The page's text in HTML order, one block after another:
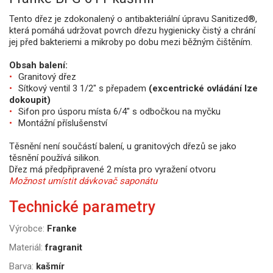
Tento dřez je zdokonalený o antibakteriální úpravu Sanitized®,
která pomáhá udržovat povrch dřezu hygienicky čistý a chrání
jej před bakteriemi a mikroby po dobu mezi běžným čištěním.
Obsah balení:
Granitový dřez
Sítkový ventil 3 1/2" s přepadem (excentrické ovládání lze
dokoupit)
Sifon pro úsporu místa 6/4" s odbočkou na myčku
Montážní příslušenství
Těsnění není součástí balení, u granitových dřezů se jako
těsnění používá silikon.
Dřez má předpřipravené 2 místa pro vyražení otvoru
Možnost umístit dávkovač saponátu
Technické parametry
Výrobce: Franke
Materiál: fragranit
Barva: kašmír